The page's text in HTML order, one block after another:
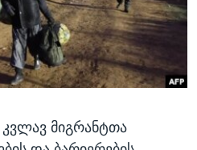
მიგრანტთა